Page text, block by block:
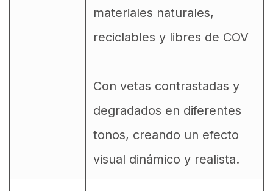
materiales naturales,
reciclables y libres de COV
Con vetas contrastadas y
degradados en diferentes
tonos, creando un efecto
visual dinámico y realista.